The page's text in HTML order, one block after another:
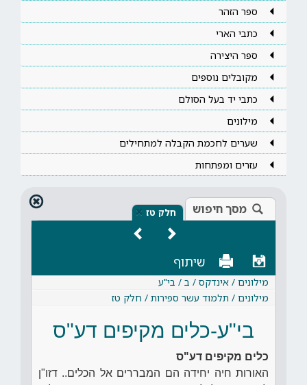
ספר הזהר
כתבי הארי
ספר היצירה
מקובלים נוספים
כתבי יד בעל הסולם
מילונים
שערים לחכמת הקבלה למתחילים
עזרים ומפתחות
מסך חיפוש חלק טז ×
שיתוף
מילונים / אינדקס / ב / בי"ע
מילונים / תלמוד עשר ספירות / חלק טז
בי"ע-כלים מקיפים דע"ס
כלים מקיפים דע"ס
האורות חיה יחידה הם המבררים אל הכלים.. דזו"ן